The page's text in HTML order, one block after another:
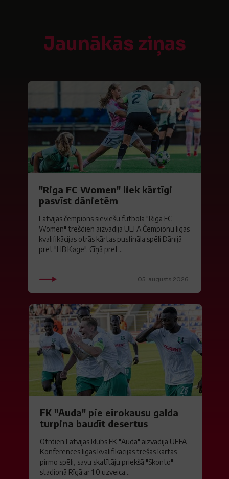
Jaunākās ziņas
"Riga FC Women" liek kārtīgi
pasvīst dānietēm
Latvijas čempions sieviešu futbolā "Riga FC
Women" trešdien aizvadīja UEFA Čempionu līgas
kvalifikācijas otrās kārtas pusfināla spēli Dānijā
pret "HB Køge". Cīņā pret...
05. augusts 2026.
FK "Auda" pie eirokausu galda
turpina baudīt desertus
Otrdien Latvijas klubs FK "Auda" aizvadīja UEFA
Konferences līgas kvalifikācijas trešās kārtas
pirmo spēli, savu skatītāju priekšā "Skonto"
stadionā Rīgā ar 1:0 uzveica...